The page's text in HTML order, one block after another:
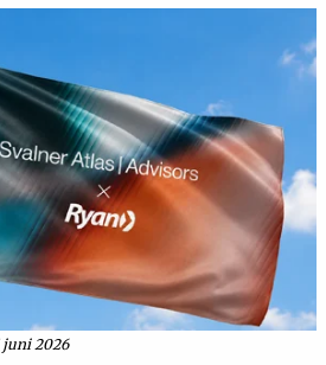
juni 2026